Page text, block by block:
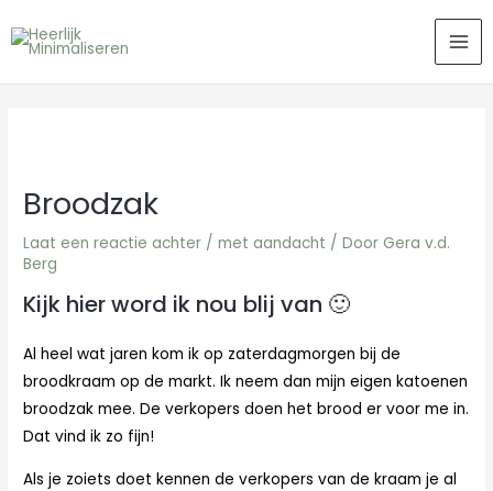
naar
Broodzak
Laat een reactie achter /met aandacht / Door Gera v.d.
Berg
Kijk hier word ik nou blij van 🙂
Al heel wat jaren kom ik op zaterdagmorgen bij de
broodkraam op de markt. Ik neem dan mijn eigen katoenen
broodzak mee. De verkopers doen het brood er voor me in.
Dat vind ik zo fijn!
Als je zoiets doet kennen de verkopers van de kraam je al